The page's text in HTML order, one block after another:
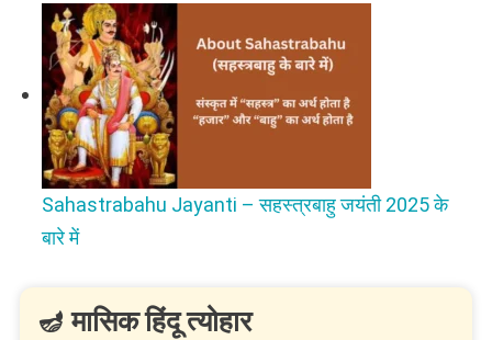
Sahastrabahu Jayanti – सहस्त्रबाहु जयंती 2025 के
बारे में
🪔 मासिक हिंदू त्योहार